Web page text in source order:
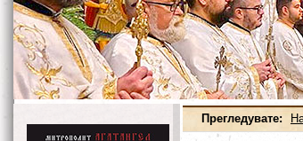
Прегледувате: